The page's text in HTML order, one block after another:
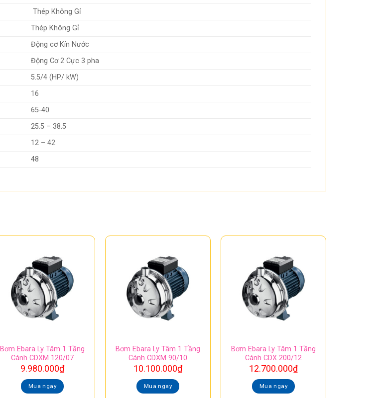
Thép Không Gỉ
Thép Không Gỉ
Động cơ Kín Nước
Động Cơ 2 Cực 3 pha
5.5/4 (HP/ kW)
16
65-40
25.5 – 38.5
12 – 42
48
Bơm Ebara Ly Tâm 1 Tầng
Cánh CDXM 120/07
9.980.000₫
Mua ngay
Bơm Ebara Ly Tâm 1 Tầng
Cánh CDXM 90/10
10.100.000₫
Mua ngay
Bơm Ebara Ly Tâm 1 Tầng
Cánh CDX 200/12
12.700.000₫
Mua ngay